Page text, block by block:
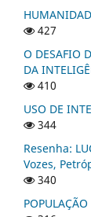
427
O DESAFIO
DA
410
USO DE
344
Resenha:
Vozes,
340